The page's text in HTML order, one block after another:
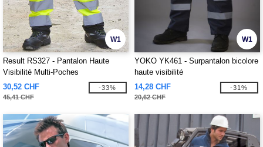
W1
Result RS327 - Pantalon Haute
Visibilité Multi-Poches
30,52 CHF
45,41 CHF
-33%
W1
YOKO YK461 - Surpantalon bicolore
haute visibilité
14,28 CHF
20,62 CHF
-31%